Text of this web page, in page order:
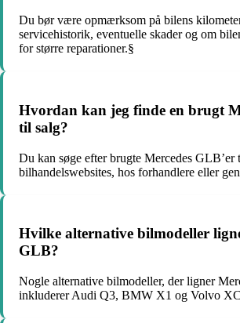
Du bør være opmærksom på bilens
servicehistorik, eventuelle skader og om
for større reparationer.§
Hvordan kan jeg finde en brugt
til salg?
Du kan søge efter brugte Mercedes GLB’er
bilhandelswebsites, hos forhandlere eller
Hvilke alternative bilmodeller
GLB?
Nogle alternative bilmodeller, der ligner
inkluderer Audi Q3, BMW X1 og Volvo